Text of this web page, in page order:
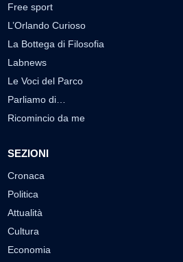
Free sport
L’Orlando Curioso
La Bottega di Filosofia
Labnews
Le Voci del Parco
Parliamo di…
Ricomincio da me
SEZIONI
Cronaca
Politica
Attualità
Cultura
Economia